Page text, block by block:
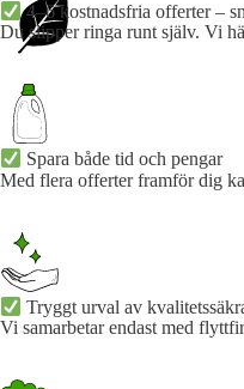
4–6 kostnadsfria offerter –
Du slipper ringa runt själv. Vi
Spara både tid och pengar
Med flera offerter framför dig
Tryggt urval av
Vi samarbetar endast med